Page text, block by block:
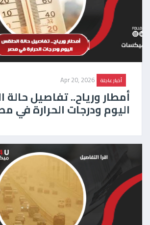
أخبار عاجلة Apr 20, 2026
أمطار ورياح.. تفاصيل
اليوم ودرجات الحرارة في